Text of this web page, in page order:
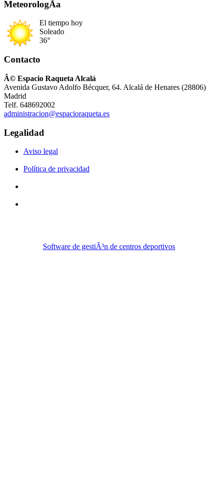
MeteorologÃ­a
El tiempo hoy
Soleado
36°
Contacto
Â© Espacio Raqueta Alcalá
Avenida Gustavo Adolfo Bécquer, 64. Alcalá de Henares (28806)
Madrid
Telf. 648692002
administracion@espacioraqueta.es
Legalidad
Aviso legal
Política de privacidad
Software de gestiÃ³n de centros deportivos